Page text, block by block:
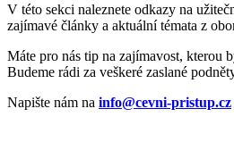
V této sekci naleznete odkazy na
zajímavé články a aktuální témata z
Máte pro nás tip na zajímavost, kterou
Budeme rádi za veškeré zaslané
Napište nám na info@cevni-pristup.cz